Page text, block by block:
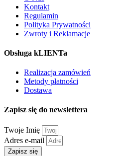
Kontakt
Regulamin
Polityka Prywatności
Zwroty i Reklamacje
Obsługa kLIENTa
Realizacja zamówień
Metody płatności
Dostawa
Zapisz się do newslettera
Twoje Imię
Adres e-mail
Zapisz się